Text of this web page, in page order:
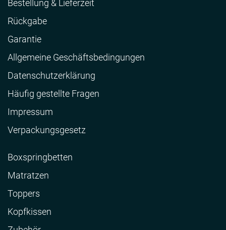
Bestellung & Lieferzeit
Rückgabe
Garantie
Allgemeine Geschäftsbedingungen
Datenschutzerklärung
Häufig gestellte Fragen
Impressum
Verpackungsgesetz
Boxspringbetten
Matratzen
Toppers
Kopfkissen